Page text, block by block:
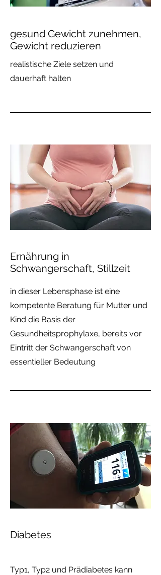
gesund Gewicht zunehmen,
Gewicht reduzieren
realistische Ziele setzen und
dauerhaft halten
Ernährung in
Schwangerschaft, Stillzeit
in dieser Lebensphase ist eine
kompetente Beratung für Mutter und
Kind die Basis der
Gesundheitsprophylaxe, bereits vor
Eintritt der Schwangerschaft von
essentieller Bedeutung
Diabetes
Typ1, Typ2 und Prädiabetes kann